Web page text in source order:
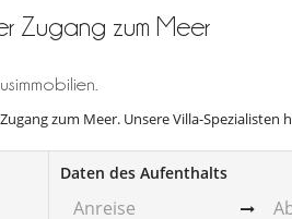
Zugang zum Meer
zum Meer. Unsere Villa-Spezialisten
Daten des Aufenthalts